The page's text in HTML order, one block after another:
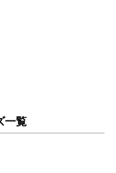
」
ラクル」
一覧